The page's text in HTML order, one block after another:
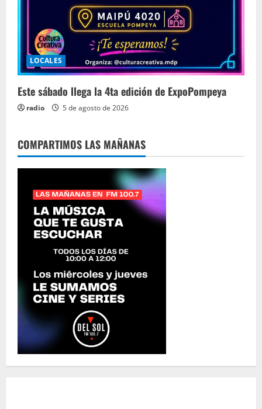
LOCALES
Este sábado llega la 4ta edición de ExpoPompeya
radio 5 de agosto de 2026
COMPARTIMOS LAS MAÑANAS